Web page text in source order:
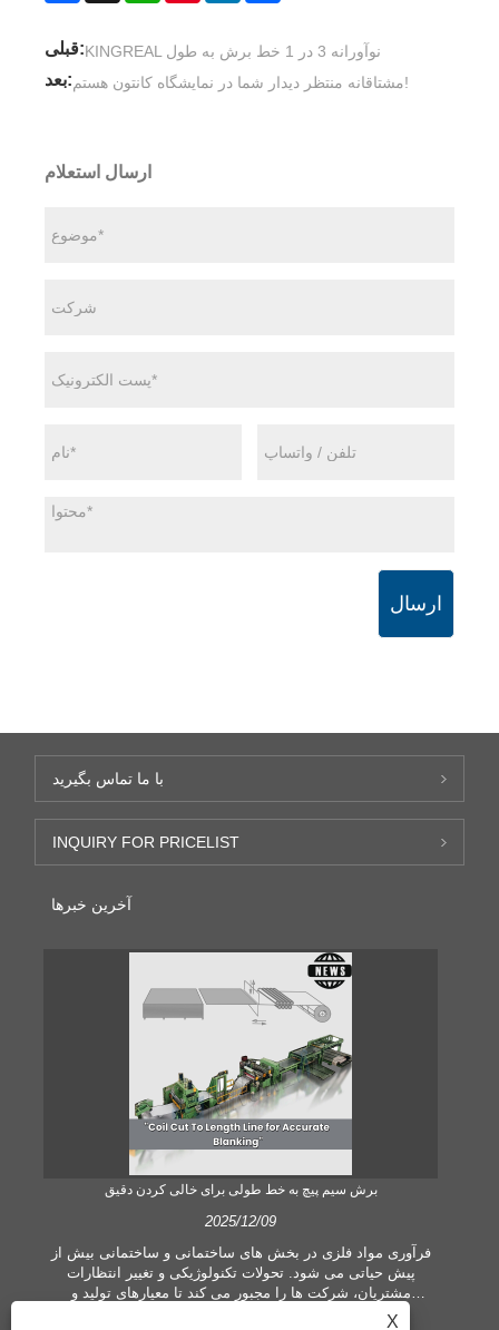
قبلی: KINGREAL نوآورانه 3 در 1 خط برش به طول
بعد: مشتاقانه منتظر دیدار شما در نمایشگاه کانتون هستم!
ارسال استعلام
ارسال
با ما تماس بگیرید
INQUIRY FOR PRICELIST
آخرین خبرها
برش سیم پیچ به خط طولی برای خالی کردن دقیق
2025/12/09
فرآوری مواد فلزی در بخش های ساختمانی و ساختمانی بیش از
پیش حیاتی می شود. تحولات تکنولوژیکی و تغییر انتظارات
مشتریان، شرکت ها را مجبور می کند تا معیارهای تولید و
تقاضاهای کیفیت بیشتری را برآورده کنند. تکنیک‌های مرسوم
X